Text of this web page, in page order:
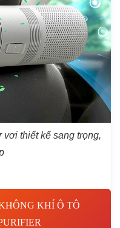
vơi thiết kế sang trọng,
KHÍ Ô TÔ